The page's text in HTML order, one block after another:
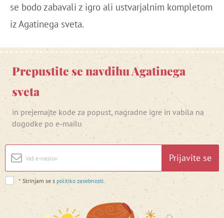
se bodo zabavali z igro ali ustvarjalnim kompletom
iz Agatinega sveta.
Prepustite se navdihu Agatinega
sveta
in prejemajte kode za popust, nagradne igre in vabila na
dogodke po e-mailu
Prijavite se
* Strinjam se s politiko zasebnosti.